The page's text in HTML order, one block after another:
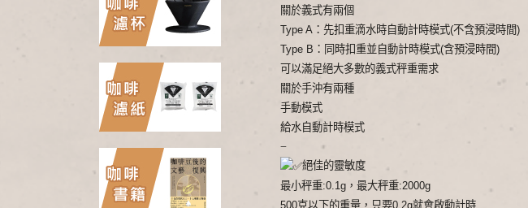
關於義式有兩個
Type A：先扣重滴水時自動計時模式(不含預浸時間)
Type B：同時扣重並自動計時模式(含預浸時間)
可以滿足絕大多數的義式秤重需求
關於手沖有兩種
手動模式
給水自動計時模式
–
絕佳的靈敏度
最小秤重:0.1g，最大秤重:2000g
500克以下的重量，只要0.2g就會啟動計時